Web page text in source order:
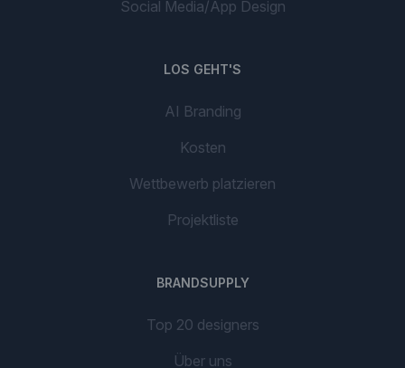
Social Media/App Design
LOS GEHT'S
AI Branding
Kosten
Wettbewerb platzieren
Projektliste
BRANDSUPPLY
Top 20 designers
Über uns